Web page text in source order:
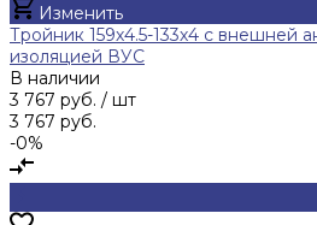
Изменить
Тройник 159х4.5-133х4 с внешней
изоляцией ВУС
В наличии
3 767 руб. / шт
3 767 руб.
-0%